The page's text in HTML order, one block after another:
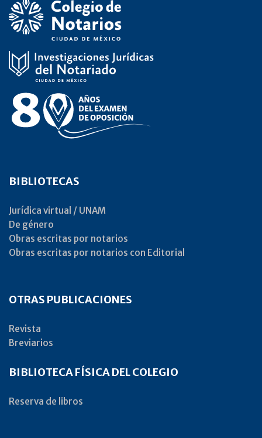
BIBLIOTECAS
Jurídica virtual / UNAM
De género
Obras escritas por notarios
Obras escritas por notarios con Editorial
OTRAS PUBLICACIONES
Revista
Breviarios
BIBLIOTECA FÍSICA DEL COLEGIO
Reserva de libros